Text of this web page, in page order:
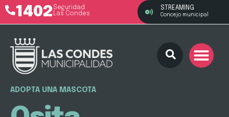
1402 Seguridad
Las Condes
STREAMING
Concejo municipal
ADOPTA UNA MASCOTA